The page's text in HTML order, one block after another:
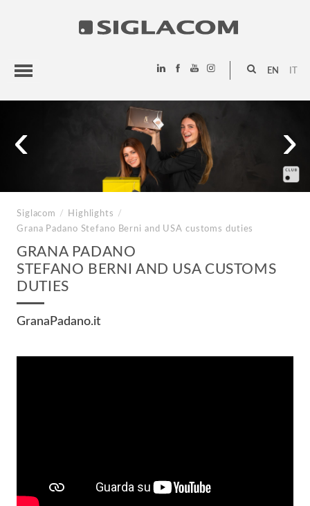
EN
PROJECTS
‹ ›
Siglacom / Highlights
/
Grana Padano Stefano Berni and USA customs duties
GRANA PADANO
STEFANO BERNI AND USA CUSTOMS
DUTIES
GranaPadano.it